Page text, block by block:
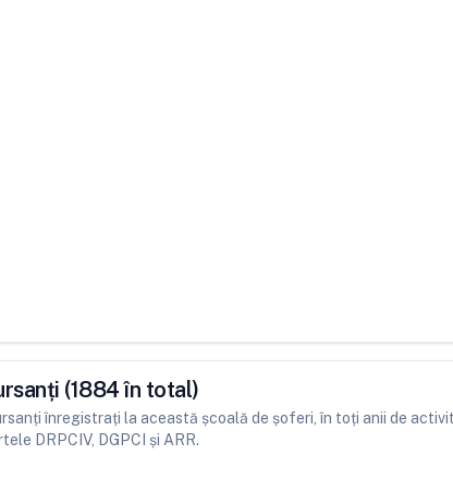
(1884 în total)
înregistrați la această școală de șoferi, în toți anii de
DRPCIV, DGPCI și ARR.